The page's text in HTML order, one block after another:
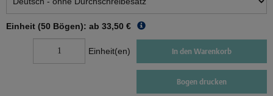
Einheit (50 Bögen): ab 33,50 €
Einheit(en) In den Warenkorb
Bogen drucken